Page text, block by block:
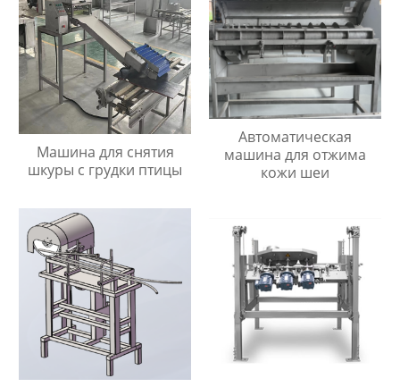
Машина для снятия
шкуры с грудки птицы
Автоматическая
машина для отжима
кожи шеи